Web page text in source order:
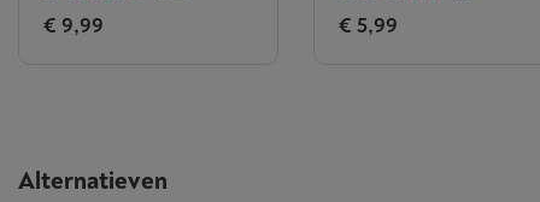
€ 9,99 € 5,99
Alternatieven